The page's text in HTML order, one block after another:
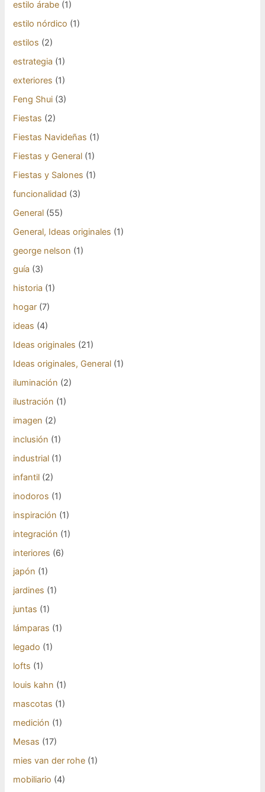
estilo árabe (1)
estilo nórdico (1)
estilos (2)
estrategia (1)
exteriores (1)
Feng Shui (3)
Fiestas (2)
Fiestas Navideñas (1)
Fiestas y General (1)
Fiestas y Salones (1)
funcionalidad (3)
General (55)
General, Ideas originales (1)
george nelson (1)
guía (3)
historia (1)
hogar (7)
ideas (4)
Ideas originales (21)
Ideas originales, General (1)
iluminación (2)
ilustración (1)
imagen (2)
inclusión (1)
industrial (1)
infantil (2)
inodoros (1)
inspiración (1)
integración (1)
interiores (6)
japón (1)
jardines (1)
juntas (1)
lámparas (1)
legado (1)
lofts (1)
louis kahn (1)
mascotas (1)
medición (1)
Mesas (17)
mies van der rohe (1)
mobiliario (4)